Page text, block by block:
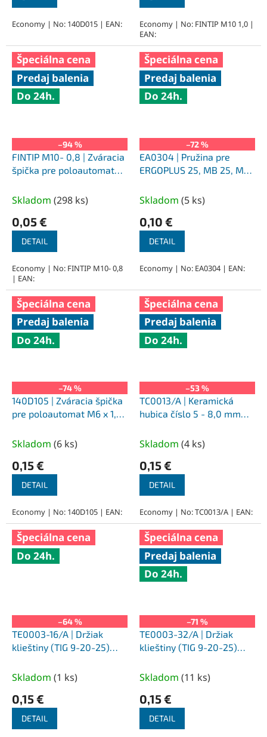
Economy | No: 140D015 | EAN:
Economy | No: FINTIP M10 1,0 |
EAN:
Špeciálna cena
Predaj balenia
Do 24h.
–94 %
FINTIP M10- 0,8 | Zváracia
špička pre poloautomat
0,8 x 35 mm
Skladom (298 ks)
0,05 €
DETAIL
Economy | No: FINTIP M10- 0,8
| EAN:
Špeciálna cena
Predaj balenia
Do 24h.
–72 %
EA0304 | Pružina pre
ERGOPLUS 25, MB 25, ML
Skladom (5 ks)
0,10 €
DETAIL
Economy | No: EA0304 | EAN:
Špeciálna cena
Predaj balenia
Do 24h.
–74 %
140D105 | Zváracia špička
pre poloautomat M6 x 1,6
Skladom (6 ks)
0,15 €
DETAIL
Economy | No: 140D105 | EAN:
Špeciálna cena
Predaj balenia
Do 24h.
–53 %
TC0013/A | Keramická
hubica číslo 5 - 8,0 mm
Skladom (4 ks)
0,15 €
DETAIL
Economy | No: TC0013/A | EAN:
Špeciálna cena
Do 24h.
–64 %
TE0003-16/A | Držiak
klieštiny (TIG 9-20-25)
Skladom (1 ks)
0,15 €
DETAIL
Špeciálna cena
Predaj balenia
Do 24h.
–71 %
TE0003-32/A | Držiak
klieštiny (TIG 9-20-25)
Skladom (11 ks)
0,15 €
DETAIL